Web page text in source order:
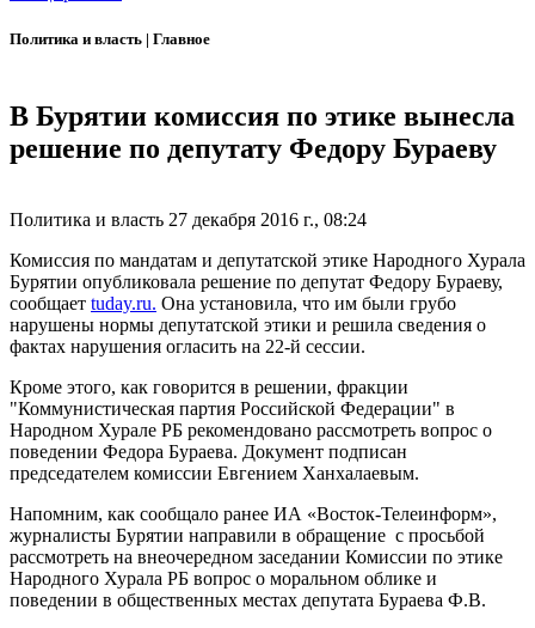
Политика и власть | Главное
В Бурятии комиссия по этике вынесла
решение по депутату Федору Бураеву
Политика и власть 27 декабря 2016 г., 08:24
Комиссия по мандатам и депутатской этике Народного Хурала
Бурятии опубликовала решение по депутат Федору Бураеву,
сообщает tuday.ru. Она установила, что им были грубо
нарушены нормы депутатской этики и решила сведения о
фактах нарушения огласить на 22-й сессии.
Кроме этого, как говорится в решении, фракции
"Коммунистическая партия Российской Федерации" в
Народном Хурале РБ рекомендовано рассмотреть вопрос о
поведении Федора Бураева. Документ подписан
председателем комиссии Евгением Ханхалаевым.
Напомним, как сообщало ранее ИА «Восток-Телеинформ»,
журналисты Бурятии направили в обращение с просьбой
рассмотреть на внеочередном заседании Комиссии по этике
Народного Хурала РБ вопрос о моральном облике и
поведении в общественных местах депутата Бураева Ф.В.